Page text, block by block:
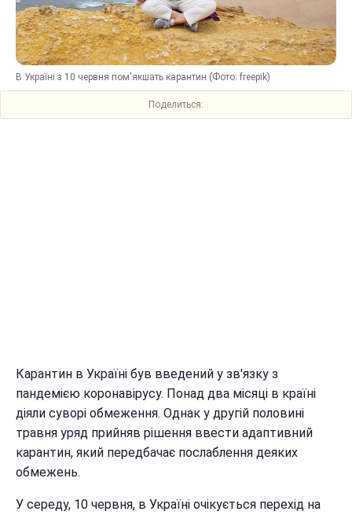
В Україні з 10 червня пом'якшать карантин (Фото: freepik)
Поделиться:
Карантин в Україні був введений у зв'язку з
пандемією коронавірусу. Понад два місяці в країні
діяли суворі обмеження. Однак у другій половині
травня уряд прийняв рішення ввести адаптивний
карантин, який передбачає послаблення деяких
обмежень.
У середу, 10 червня, в Україні очікується перехід на